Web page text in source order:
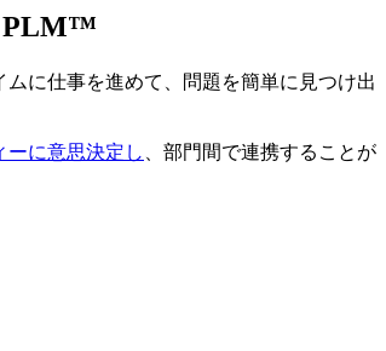
PLM™
に仕事を進めて、問題を簡単に見つけ出
ーに意思決定し
、部門間で連携することが